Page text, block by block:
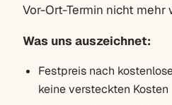
Vor-Ort-Termin nicht mehr
Was uns auszeichnet:
Festpreis nach
keine versteckten Kosten